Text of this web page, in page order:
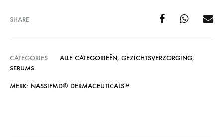
SHARE
CATEGORIES ALLE CATEGORIEËN, GEZICHTSVERZORGING,
SERUMS
MERK: NASSIFMD®️ DERMACEUTICALS™️